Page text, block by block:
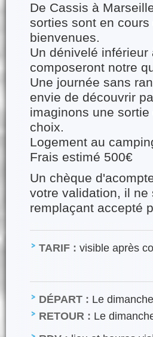
De Cassis à
sorties sont en
bienvenues.
Un dénivelé
composeront notre
Une journée sans
envie de découvrir
imaginons une
choix.
Logement au
Frais estimé 500€
Un chèque
votre validation, il
remplaçant accepté
TARIF : visible après
DÉPART : Le
RETOUR : Le